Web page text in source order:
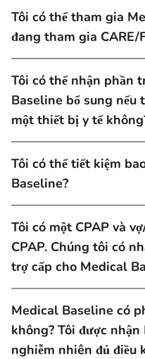
Tôi có thể tham gia
đang tham gia CARE/
Tôi có thể nhận phần
Baseline bổ sung nếu
một thiết bị y tế
Tôi có thể tiết kiệm
Baseline?
Tôi có một CPAP và
CPAP. Chúng tôi có
trợ cấp cho Medical
Medical Baseline có
không? Tôi được
nghiễm nhiên đủ điều